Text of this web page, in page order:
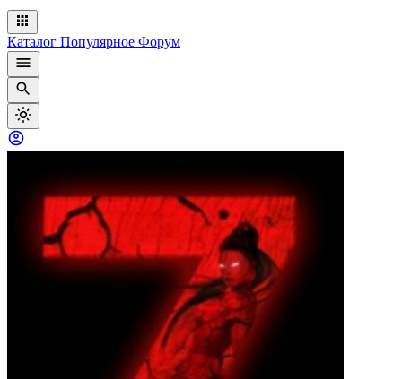
Каталог Популярное Форум